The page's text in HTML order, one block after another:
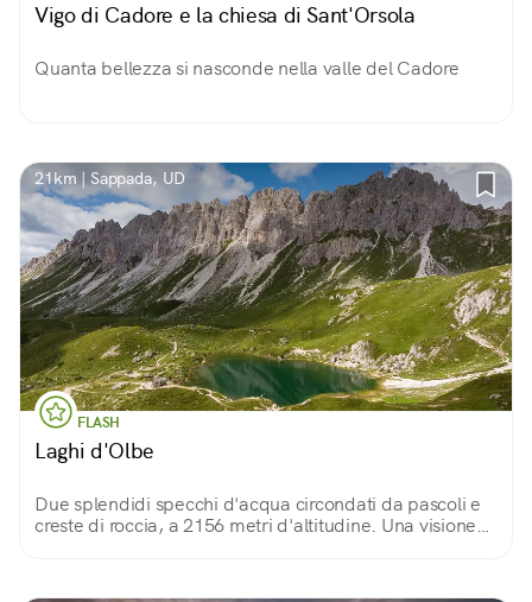
Vigo di Cadore e la chiesa di Sant'Orsola
Quanta bellezza si nasconde nella valle del Cadore
21km | Sappada, UD
FLASH
Laghi d'Olbe
Due splendidi specchi d'acqua circondati da pascoli e
creste di roccia, a 2156 metri d'altitudine. Una visione